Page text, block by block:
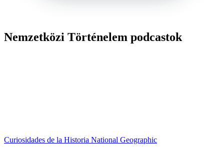
Nemzetközi Történelem podcastok
Curiosidades de la Historia National Geographic